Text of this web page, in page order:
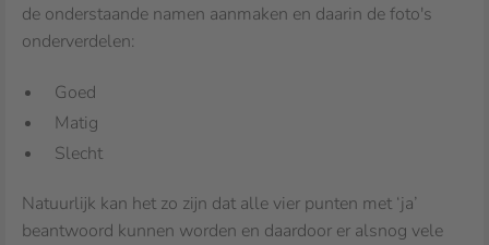
de onderstaande namen aanmaken en daarin de foto's
onderverdelen:
Goed
Matig
Slecht
Natuurlijk kan het zo zijn dat alle vier punten met ‘ja’
beantwoord kunnen worden en daardoor er alsnog vele